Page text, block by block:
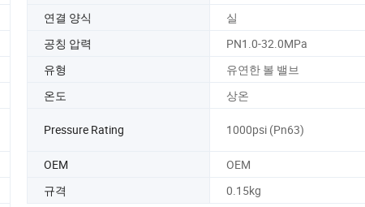
연결 양식
실
공칭 압력
PN1.0-32.0MPa
유형
유연한 볼 밸브
온도 상온
Pressure Rating 1000psi (Pn63)
OEM
OEM
규격
0.15kg